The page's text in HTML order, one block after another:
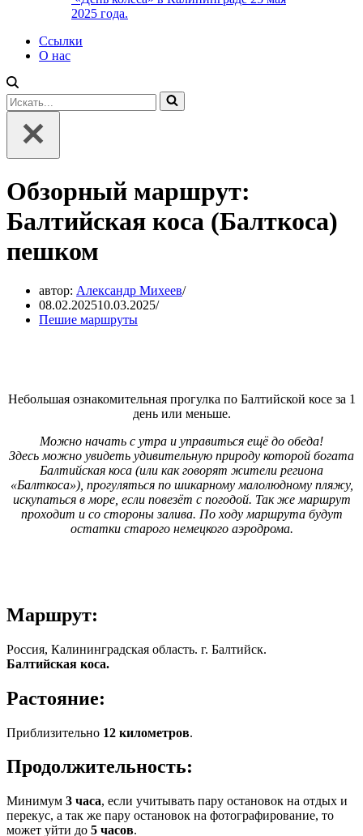
2025 года.
Ссылки
О нас
Искать...
Обзорный маршрут:
Балтийская коса (Балткоса)
пешком
автор: Александр Михеев
08.02.202510.03.2025
Пешие маршруты
Небольшая ознакомительная прогулка по Балтийской косе за 1
день или меньше.
Можно начать с утра и управиться ещё до обеда!
Здесь можно увидеть удивительную природу которой богата
Балтийская коса (или как говорят жители региона
«Балткоса»), прогуляться по шикарному малолюдному пляжу,
искупаться в море, если повезёт с погодой. Так же маршрут
проходит и со стороны залива. По ходу маршрута будут
остатки старого немецкого аэродрома.
Маршрут:
Россия, Калининградская область. г. Балтийск.
Балтийская коса.
Растояние:
Приблизительно 12 километров.
Продолжительность:
Минимум 3 часа, если учитывать пару остановок на отдых и
перекус, а так же пару остановок на фотографирование, то
может уйти до 5 часов.